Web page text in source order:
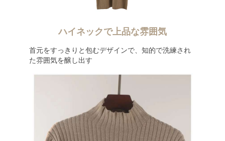
ハイネックで上品な雰囲気
首元をすっきりと包むデザインで、知的で洗練され
た雰囲気を醸し出す